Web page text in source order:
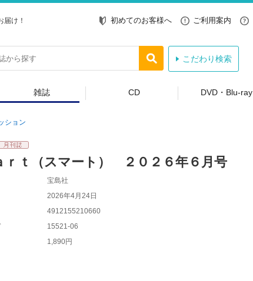
け！ 初めてのお客様へ ご利用案内
こだわり検索
雑誌 CD DVD・Blu-ray
ション
ｒｔ（スマート） ２０２６年６月号
宝島社
2026年4月24日
4912155210660
15521-06
1,890円